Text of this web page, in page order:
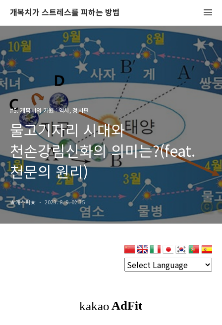
개복치가 스트레스를 피하는 방법
#5. 개복치의 기원 : 역사, 정치편
물고기자리 시대와
천손강림신화의 의미는?(feat.
천문의 원리)
★개스피★ 2023. 8. 9. 02:35